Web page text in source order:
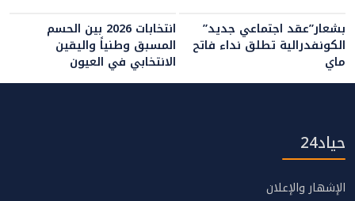
بشعار”عقد اجتماعي جديد”
الكونفدرالية تطلق نداء فاتح
ماي
انتخابات 2026 بين الحسم
المسبق وطنياً واليقين
الانتخابي في العيون
حياد24
الإشهار والإعلان